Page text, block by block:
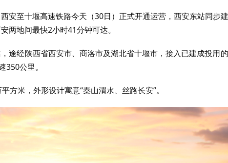
安至十堰高速铁路今天（30日）正式开通运营，西安东站同步
两地间最快2小时41分钟可达。
途经陕西省西安市、商洛市及湖北省十堰市，接入已建成投用
公里。
方米，外形设计寓意“秦山渭水、丝路长安”。